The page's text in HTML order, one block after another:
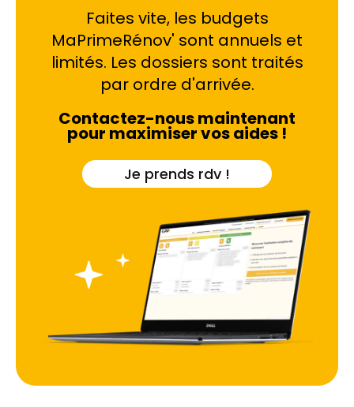
Faites vite, les budgets
MaPrimeRénov' sont annuels et
limités. Les dossiers sont traités
par ordre d'arrivée.
Contactez-nous maintenant
pour maximiser vos aides !
Je prends rdv !